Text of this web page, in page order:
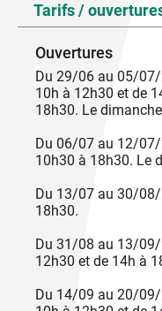
du roi Soleil en
Françoise, fille de
jolie fille de
longuement au
des centaines
immensément
ans d’histoire, offre
Grignan, l’un des
En 2026, plongez
la Marquise et
château,
Tarifs /
Ouvertures
Du 29/06 au 05/
10h à 12h30 et de
18h30. Le
Du 06/07 au 12/
10h30 à 18h30. Le
Du 13/07 au 30/
18h30.
Du 31/08 au 13/
12h30 et de 14h à
Du 14/09 au 20/